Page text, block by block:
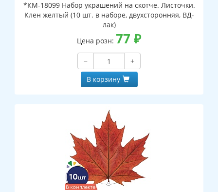
*КМ-18099 Набор украшений на скотче. Листочки.
Клен желтый (10 шт. в наборе, двухсторонняя, ВД-
лак)
Цена розн: 77 ₽
−
+
В корзину